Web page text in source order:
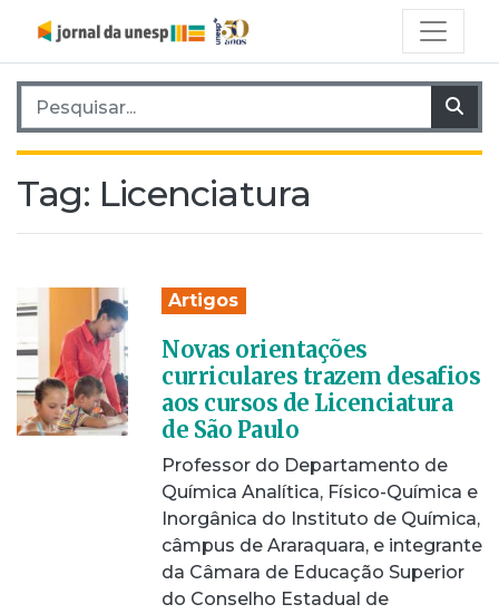
Pesquisar por:
Tag: Licenciatura
Artigos
Novas orientações
curriculares trazem desafios
aos cursos de Licenciatura
de São Paulo
Professor do Departamento de
Química Analítica, Físico-Química e
Inorgânica do Instituto de Química,
câmpus de Araraquara, e integrante
da Câmara de Educação Superior
do Conselho Estadual de